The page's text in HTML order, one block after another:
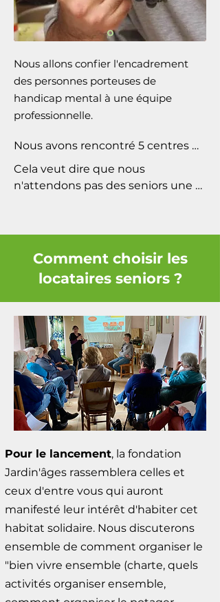
Nous allons confier l'encadrement
des personnes porteuses de
handicap mental à une équipe
professionnelle.
Nous avons rencontré 5 centres
d’encadrement proches de
Chastre, réfléchi aux horaires et
types d’accompagnement
répond en tout point à nos
souhaits.
Cela veut dire que nous
n'attendons pas des seniors une
handicap mental. Cela dit, les
interactions entre ces deux
groupes seront bienvenues :
autour du potager, dans le salon
commun ...
Comment choisir les
locataires seniors ?
Pour le lancement, la fondation
Jardin'âges rassemblera celles et
ceux d'entre vous qui auront
manifesté leur intérêt d'habiter cet
habitat solidaire. Nous discuterons
ensemble de comment organiser le
"bien vivre ensemble (charte, quels
activités organiser ensemble,